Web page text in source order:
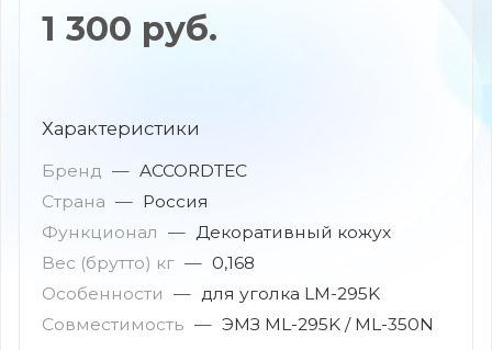
1 300 руб.
Характеристики
Бренд — ACCORDTEC
Страна — Россия
Функционал — Декоративный кожух
Вес (брутто) кг — 0,168
Особенности — для уголка LM-295K
Совместимость — ЭМЗ ML-295K / ML-350N